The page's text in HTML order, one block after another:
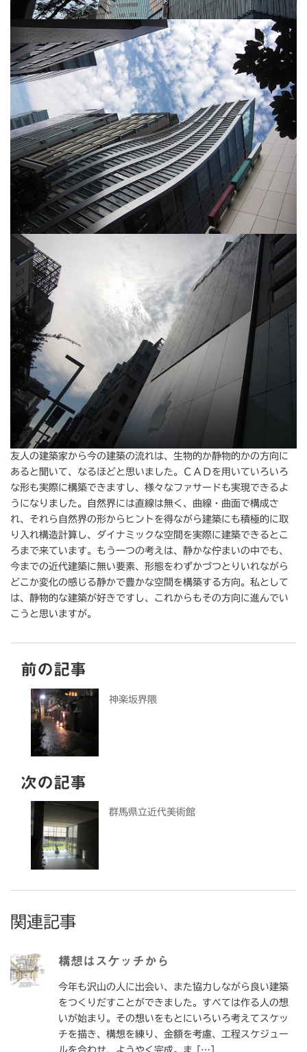
友人の建築家から今の建築の流れは、生物的か静物的かの方向に
あると聞いて、なるほどと思いました。ＣＡＤを用いていろいろ
な形も実際に構築できますし、様々なファサードも実現できるよ
うになりました。自然界には直線は無く、曲線・曲面で構成さ
れ、それら自然界の形からヒントを得ながら建築にも積極的に取
り入れ構造計算し、ダイナミックな空間を実際に建築できるとこ
ろまで来ています。もう一つの考えは、静かな佇まいの中でも、
今までの近代建築に無い要素、形態をわずかづつとりいれながら
どこか変化の感じる静かで豊かな空間を構築する方向。私として
は、静物的な建築が好きですし、これからもその方向に進んでい
こうと思いますが。
前の記事
神楽坂界隈
次の記事
群馬県立近代美術館
関連記事
構想はスケッチから
今年も沢山の人に出会い、また協力しながら良い建築
をつくりだすことができました。すべては作る人の想
いが始まり。その想いをもとにいろいろ考えてスケッ
チを描き、構想を練り、金額を考慮、工程スケジュー
ルを合わせ、ようやく完成。ま […]